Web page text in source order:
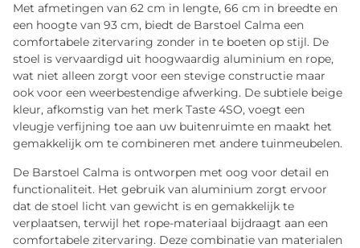
Met afmetingen van 62 cm in lengte, 66 cm in breedte en
een hoogte van 93 cm, biedt de Barstoel Calma een
comfortabele zitervaring zonder in te boeten op stijl. De
stoel is vervaardigd uit hoogwaardig aluminium en rope,
wat niet alleen zorgt voor een stevige constructie maar
ook voor een weerbestendige afwerking. De subtiele beige
kleur, afkomstig van het merk Taste 4SO, voegt een
vleugje verfijning toe aan uw buitenruimte en maakt het
gemakkelijk om te combineren met andere tuinmeubelen.
De Barstoel Calma is ontworpen met oog voor detail en
functionaliteit. Het gebruik van aluminium zorgt ervoor
dat de stoel licht van gewicht is en gemakkelijk te
verplaatsen, terwijl het rope-materiaal bijdraagt aan een
comfortabele zitervaring. Deze combinatie van materialen